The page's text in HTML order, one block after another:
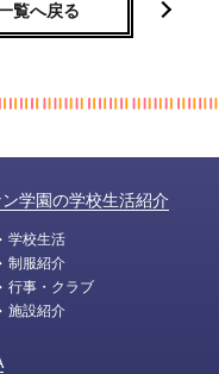
覧へ戻る
学園の学校生活紹介
学校生活
制服紹介
行事・クラブ
施設紹介